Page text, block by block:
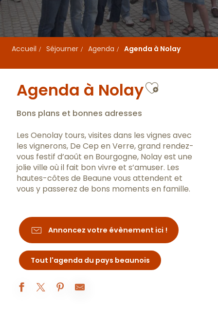
Accueil Séjourner Agenda Agenda à Nolay
Agenda à NolayAjouter
Bons plans et bonnes adresses
Les Oenolay tours, visites dans les vignes avec
les vignerons, De Cep en Verre, grand rendez-
vous festif d’août en Bourgogne, Nolay est une
jolie ville où il fait bon vivre et s’amuser. Les
hautes-côtes de Beaune vous attendent et
vous y passerez de bons moments en famille.
Annoncez votre évènement ici !
Tout l'agenda du pays beaunois